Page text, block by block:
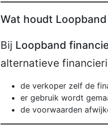
Wat houdt
Bij Loopband
alternatieve
de verkoper zelf de
er gebruik wordt
de voorwaarden